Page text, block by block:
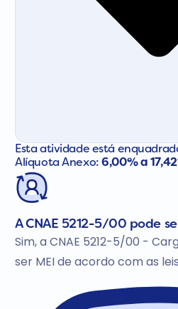
Esta atividade está
Alíquota Anexo:6,00% a
A CNAE 5212-5/00 pode
Sim, a CNAE 5212-5/00 -
ser MEI de acordo com as